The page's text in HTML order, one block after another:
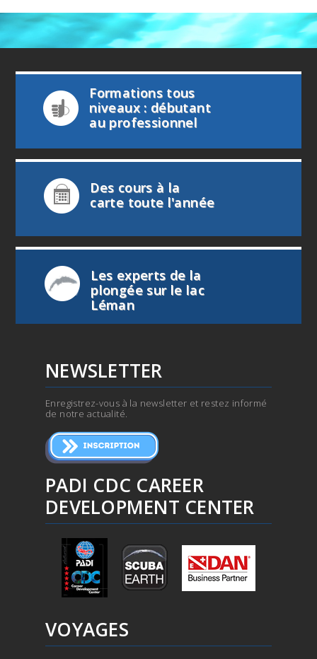
Formations tous
niveaux : débutant
au professionnel
Des cours à la
carte toute l'année
Les experts de la
plongée sur le lac
Léman
NEWSLETTER
Enregistrez-vous à la newsletter et restez informé
de notre actualité.
PADI CDC CAREER
DEVELOPMENT CENTER
VOYAGES